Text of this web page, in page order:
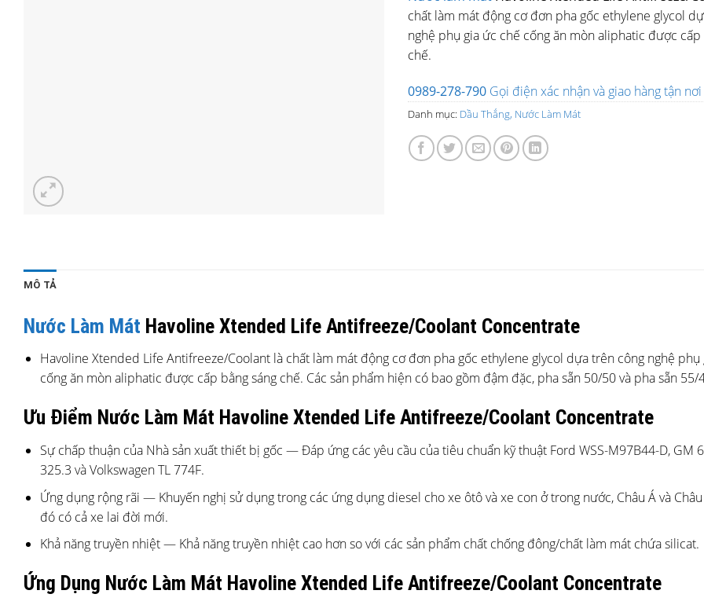
chất làm mát động cơ đơn pha gốc ethylene glycol
nghệ phụ gia ức chế cống ăn mòn aliphatic được cấp
chế.
0989-278-790 Gọi điện xác nhận và giao hàng tận nơi
Danh mục: Dầu Thắng, Nước Làm Mát
MÔ TẢ
Nước Làm Mát Havoline Xtended Life Antifreeze/Coolant Concentrate
Havoline Xtended Life Antifreeze/Coolant là chất làm mát động cơ đơn pha gốc ethylene glycol dựa trên công nghệ phụ
cống ăn mòn aliphatic được cấp bằng sáng chế. Các sản phẩm hiện có bao gồm đậm đặc, pha sẵn 50/50 và pha sẵn 55/
Ưu Điểm Nước Làm Mát Havoline Xtended Life Antifreeze/Coolant Concentrate
Sự chấp thuận của Nhà sản xuất thiết bị gốc — Đáp ứng các yêu cầu của tiêu chuẩn kỹ thuật Ford WSS-M97B44-D, GM
325.3 và Volkswagen TL 774F.
Ứng dụng rộng rãi — Khuyến nghị sử dụng trong các ứng dụng diesel cho xe ôtô và xe con ở trong nước, Châu Á và
đó có cả xe lai đời mới.
Khả năng truyền nhiệt — Khả năng truyền nhiệt cao hơn so với các sản phẩm chất chống đông/chất làm mát chứa silicat.
Ứng Dụng Nước Làm Mát Havoline Xtended Life Antifreeze/Coolant Concentrate